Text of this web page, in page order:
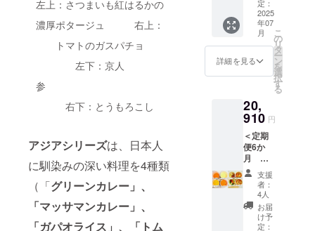
左上：さつまいも紅はるかの
濃厚ポタージュ 右上：
トマトのガスパチョ
左下：京人
参
右下：とうもろこし
アジアシリーズは、日本人
に馴染みの深い料理を4種類
（「グリーンカレー」、
「マッサマンカレー」、
「ガパオライス」、「トム
届け商
品のラ
ベルに
表記さ
れま
す。 商
品開封
必ずお
届けの
リター
ンに貼
付され
たラベ
ルや注
意書き
をご確
認くだ
さい
お届け
商品の
ラベル
に表記
されま
す。 商
品開封
必ず貼
付され
たラベ
ルや注
意書き
をご確
認くだ
さい
ます。
※クラフ
トスー
プ各種
料は、
HPをご
ださ
い：
https://
www.ch
antmea
l.co.jp ※
原材料
及び添
加物等
の食品
表示は
お届け
ラベル
に表記
されま
す。 商
前には
必ずお
ンに貼
付され
たラベ
ルや注
意書き
をご確
認下さ
い。
チュー
＜クラ
フト
スープB
＞ ・10
種野菜
椀 ・鯛
の和風
アクア
パッツ
ア ・魚
介のブ
イヤ
ベース
・8種野
菜のラ
タトュ
力願い
ます。
＜ク
ラフト
スープA
＞ ・10
椀 ・焼
鮭と白
菜のク
リーム
煮 ・ク
レーム
ドゥ
シャン
ピニオ
ン ・チ
キンフ
サマン
カレー
・トム
ヤムク
ンラー
メン ・
トスー
プはA・
B・Cの
いずれ
か1つを
備考欄
にお選
び下さ
い。 ＜
クラフ
トスー
プA＞
ズ4種
個）、
クラフ
トスー
プA・
B・C＞
もろこ
し ・京
人参 ・
紅はる
かの濃
厚ポ
ター
ジュ ・
トマト
のガス
パチョ
・グ
定：
2025
年07
月
詳細を見る
こ
の
リ
タ
ー
ン
を
選
択
す
る
20,
910 円
＜定期
便6か
月 全
コース
セット
＞ 冷製
スー
プ、ア
ジアシ
支援
者：
4人
お届
け予
定：